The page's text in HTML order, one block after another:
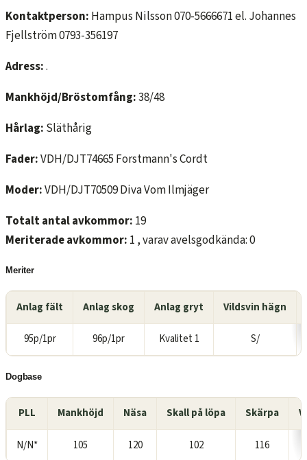
Kontaktperson: Hampus Nilsson 070-5666671 el. Johannes
Fjellström 0793-356197
Adress:.
Mankhöjd/Bröstomfång:38/48
Hårlag: Släthårig
Fader:VDH/DJT74665 Forstmann's Cordt
Moder:VDH/DJT70509 Diva Vom Ilmjäger
Totalt antal avkommor: 19
Meriterade avkommor: 1 , varav avelsgodkända: 0
Meriter
Anlag fält Anlag skog Anlag gryt Vildsvin hägn
95p/1pr 96p/1pr Kvalitet 1 S/
Dogbase
PLL Mankhöjd Näsa Skall på löpa Skärpa
N/N* 105 120 102 116